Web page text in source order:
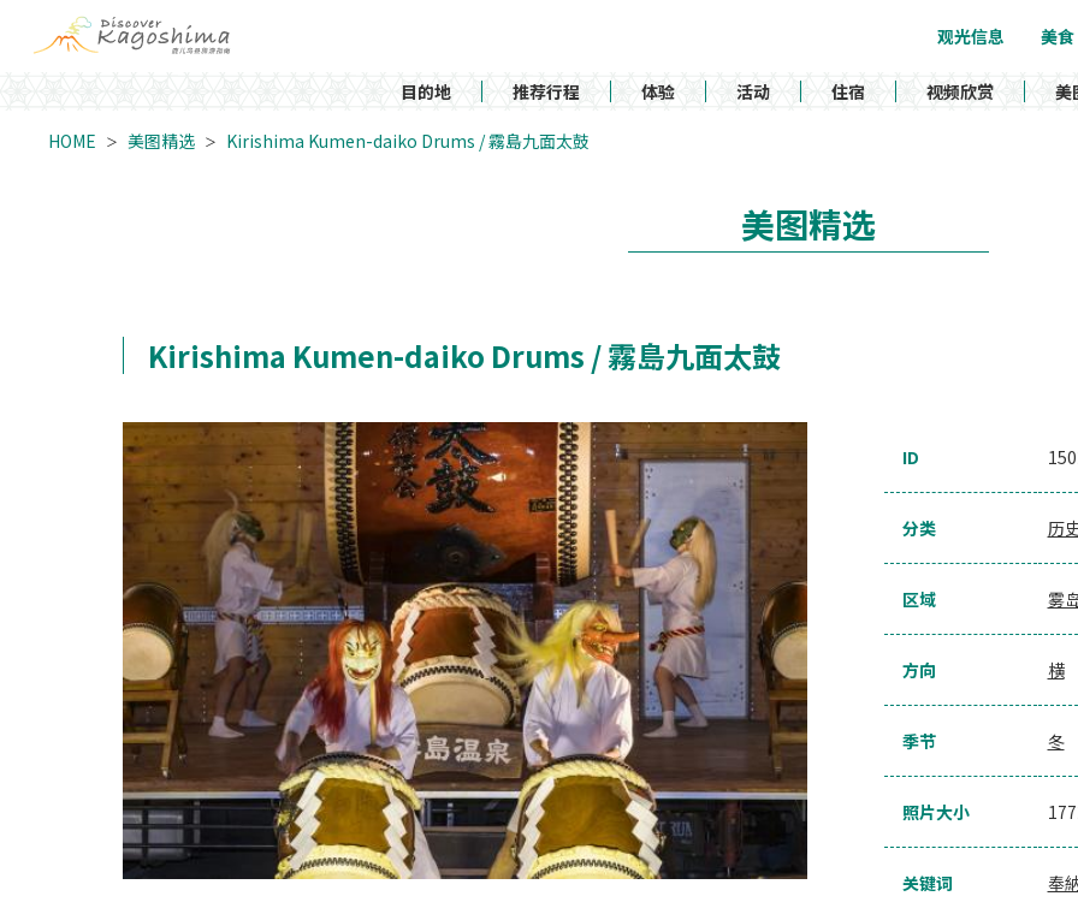
观光信息 美食
目的地 推荐行程 体验 活动 住宿 视频欣赏 美
HOME 美图精选 Kirishima Kumen-daiko Drums / 霧島九面太鼓
美图精选
Kirishima Kumen-daiko Drums / 霧島九面太鼓
ID
分类 历
区域 雾
方向 横
季节 冬
照片大小
关键词 奉